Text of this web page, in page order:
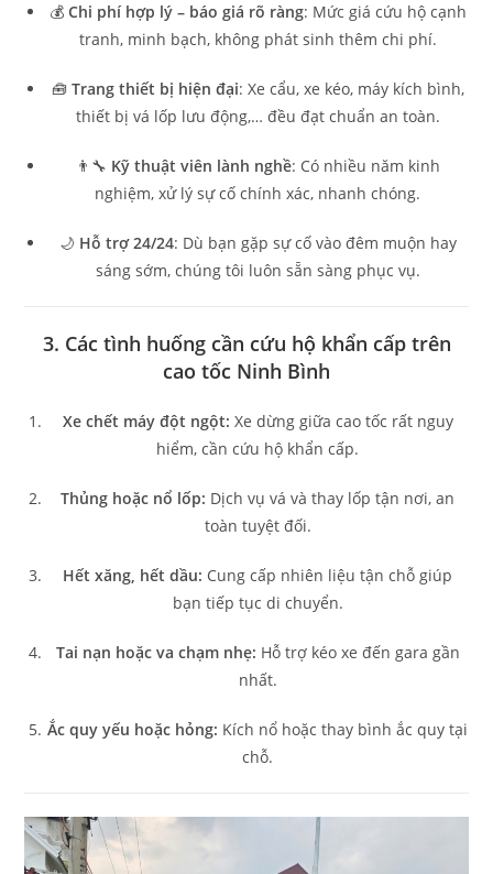
💰 Chi phí hợp lý – báo giá rõ ràng: Mức giá cứu hộ cạnh
tranh, minh bạch, không phát sinh thêm chi phí.
🧰 Trang thiết bị hiện đại: Xe cẩu, xe kéo, máy kích bình,
thiết bị vá lốp lưu động,… đều đạt chuẩn an toàn.
👨‍🔧 Kỹ thuật viên lành nghề: Có nhiều năm kinh
nghiệm, xử lý sự cố chính xác, nhanh chóng.
🌙 Hỗ trợ 24/24: Dù bạn gặp sự cố vào đêm muộn hay
sáng sớm, chúng tôi luôn sẵn sàng phục vụ.
3. Các tình huống cần cứu hộ khẩn cấp trên
cao tốc Ninh Bình
Xe chết máy đột ngột: Xe dừng giữa cao tốc rất nguy
hiểm, cần cứu hộ khẩn cấp.
Thủng hoặc nổ lốp: Dịch vụ vá và thay lốp tận nơi, an
toàn tuyệt đối.
Hết xăng, hết dầu: Cung cấp nhiên liệu tận chỗ giúp
bạn tiếp tục di chuyển.
Tai nạn hoặc va chạm nhẹ: Hỗ trợ kéo xe đến gara gần
nhất.
Ắc quy yếu hoặc hỏng: Kích nổ hoặc thay bình ắc quy tại
chỗ.